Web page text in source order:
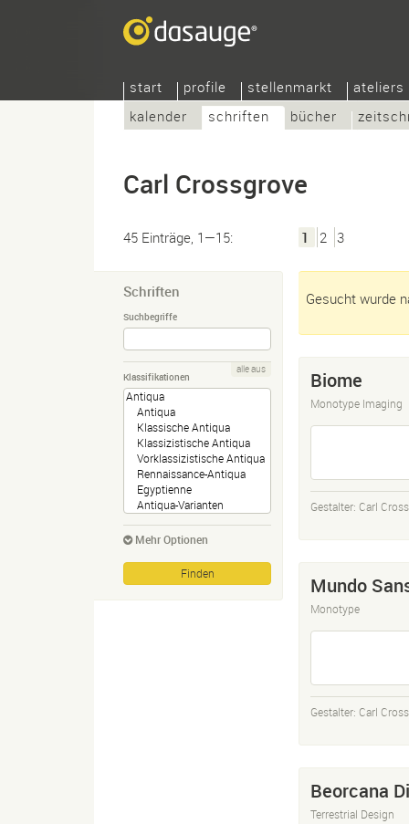
start profile stellenmarkt ateliers
kalender
schriften bücher
Carl Crossgrove
45 Einträge, 1—15: 1 2 3
Schriften
Suchbegriffe
Klassifikationen
alle aus
Mehr Optionen
Gesucht wurde
Biome
Monotype Imaging
Gestalter: Carl
Mundo
Monotype
Gestalter: Carl
Beorcana
Terrestrial Design